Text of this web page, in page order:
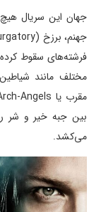
جهان این سریال
مختلف مانند
بین جبه خیر و شر
می‌کشد.